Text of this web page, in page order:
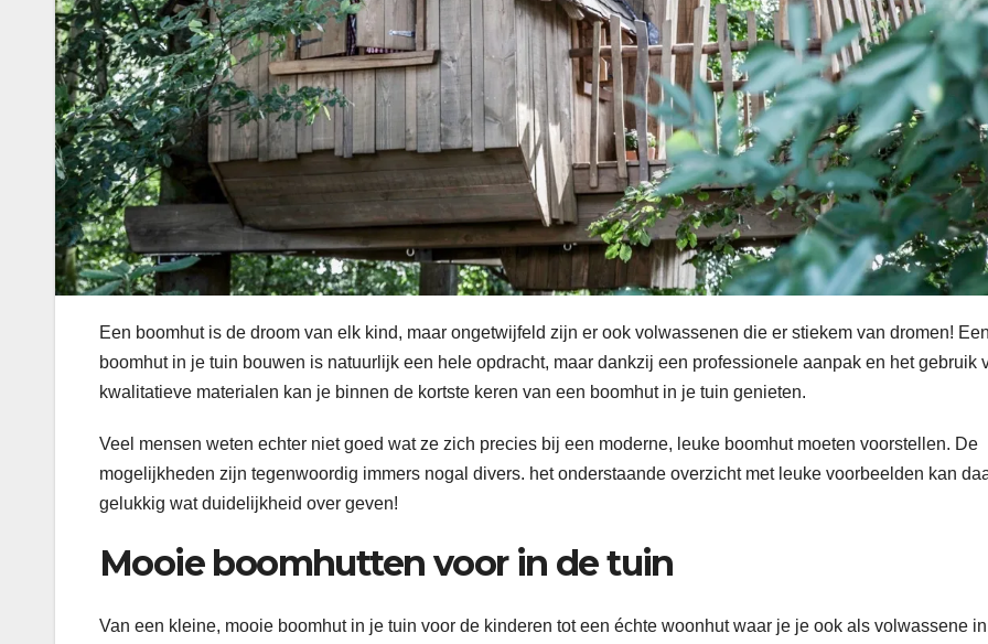
Een boomhut is de droom van elk kind, maar ongetwijfeld zijn er ook volwassenen die er stiekem van dromen! Een
boomhut in je tuin bouwen is natuurlijk een hele opdracht, maar dankzij een professionele aanpak en het gebruik
kwalitatieve materialen kan je binnen de kortste keren van een boomhut in je tuin genieten.
Veel mensen weten echter niet goed wat ze zich precies bij een moderne, leuke boomhut moeten voorstellen. De
mogelijkheden zijn tegenwoordig immers nogal divers. het onderstaande overzicht met leuke voorbeelden kan
gelukkig wat duidelijkheid over geven!
Mooie boomhutten voor in de tuin
Van een kleine, mooie boomhut in je tuin voor de kinderen tot een échte woonhut waar je je ook als volwassene